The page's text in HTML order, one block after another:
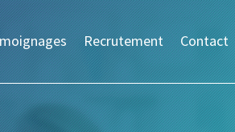
Recrutement Contact